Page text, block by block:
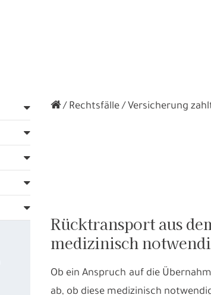
Rechtsfälle Versicherung
Rücktransport aus
medizinisch
Ob ein Anspruch auf die
ab, ob diese medizinisch